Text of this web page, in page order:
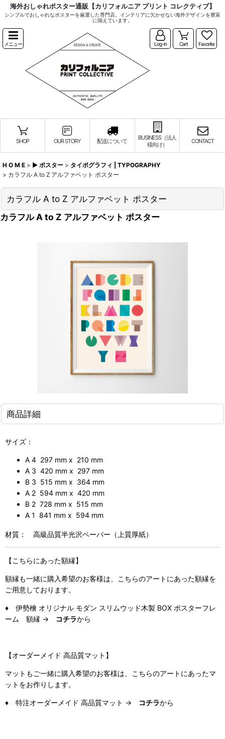
海外おしゃれポスター通販【カリフォルニア プリント コレクティブ】
シンプルでおしゃれなポスターを厳選した専門店。インテリアに欠かせない海外デザインを豊富
に揃えています。
メニュー Log-in Cart Favorite
SHOP OUR STORY 配送について
BUSINESS（法人
様向け）
CONTACT
H O M E > ▶︎ ポスター > タイポグラフィ | TYPOGRAPHY
> カラフル A to Z アルファベット ポスター
カラフル A to Z アルファベット ポスター
カラフル A to Z アルファベット ポスター
商品詳細
サイズ：
A 4 297 mm x 210 mm
A 3 420 mm x 297 mm
B 3 515 mm x 364 mm
A 2 594 mm x 420 mm
B 2 728 mm x 515 mm
A 1 841 mm x 594 mm
材質： 高級品質半光沢ペーパー（上質厚紙）
【こちらにあった額縁】
額縁も一緒に購入希望のお客様は、こちらのアートにあった額縁を
ご用意しております。
♦ 伊勢檜 オリジナル モダン スリムウッド木製 BOX ポスターフレ
ーム 額縁 →
コチラから
【オーダーメイド 高品質マット】
マットもご一緒に購入希望のお客様は、こちらのアートにあったマ
ットをお作りします。
♦ 特注オーダーメイド 高品質マット → コチラから